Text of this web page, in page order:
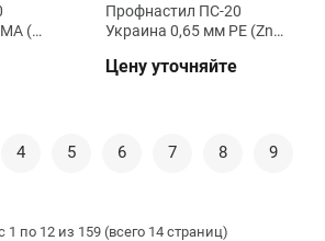
(Zn
Профнастил ПC-20
Украина 0,65 мм РЕ (Zn
Металика
Цену уточняйте
4 5 6 7 8
9
1 по 12 из 159 (всего 14 страниц)